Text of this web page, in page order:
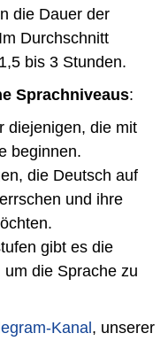
die Dauer der
Durchschnitt
bis 3 Stunden.
Sprachniveaus:
diejenigen, die mit
beginnen.
die Deutsch auf
und ihre
gibt es die
die Sprache zu
Kanal, unserer